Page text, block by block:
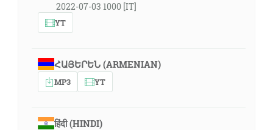
2022-07-03 1000 [IT]
YT
ՀԱՅԵՐԵՆ (ARMENIAN)
MP3 YT
हिंदी (HINDI)